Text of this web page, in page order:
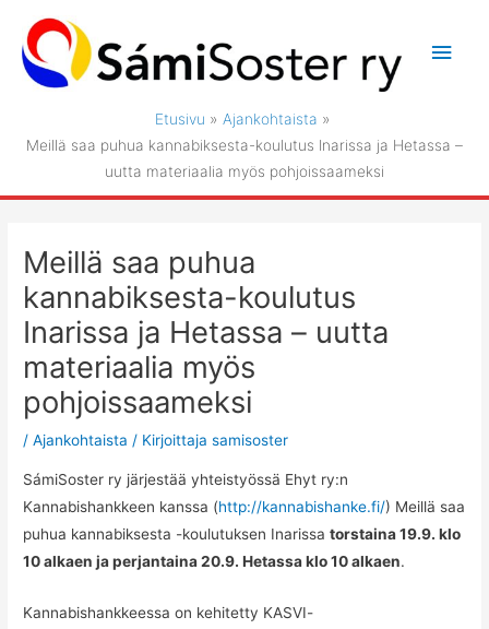
sisältöön
Etusivu
Ajankohtaista
Meillä saa puhua kannabiksesta-koulutus Inarissa ja Hetassa –
uutta materiaalia myös pohjoissaameksi
Meillä saa puhua
kannabiksesta-koulutus
Inarissa ja Hetassa – uutta
materiaalia myös
pohjoissaameksi
/Ajankohtaista / Kirjoittajasamisoster
SámiSoster ry järjestää yhteistyössä Ehyt ry:n
Kannabishankkeen kanssa (http://kannabishanke.fi/) Meillä saa
puhua kannabiksesta -koulutuksen Inarissatorstaina 19.9. klo
10 alkaen ja perjantaina 20.9. Hetassa klo 10 alkaen.
Kannabishankkeessa on kehitetty KASVI-